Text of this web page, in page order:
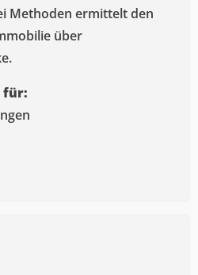
Methoden ermittelt den
über
für: